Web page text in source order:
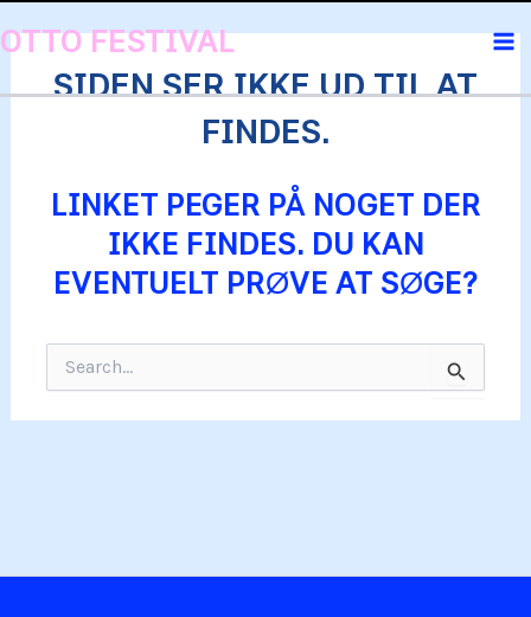
til
indholdet
OTTO FESTIVAL
SIDEN SER IKKE UD TIL AT
FINDES.
LINKET PEGER PÅ NOGET DER
IKKE FINDES. DU KAN
EVENTUELT PRØVE AT SØGE?
efter: